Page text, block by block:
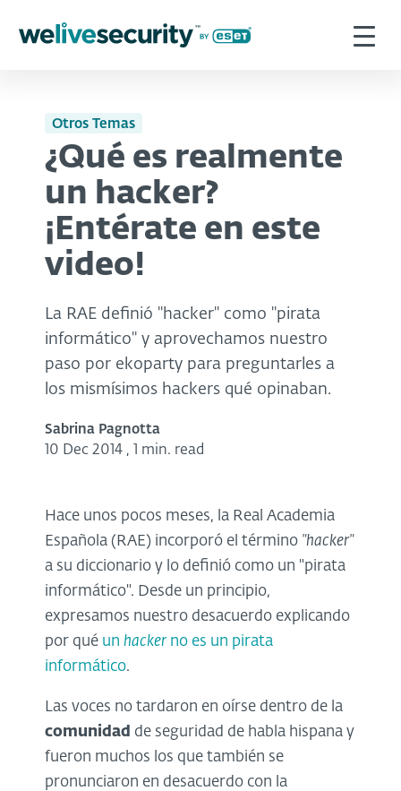
Otros Temas
¿Qué es realmente
un hacker?
¡Entérate en este
video!
La RAE definió "hacker" como "pirata
informático" y aprovechamos nuestro
paso por ekoparty para preguntarles a
los mismísimos hackers qué opinaban.
Sabrina Pagnotta
10 Dec 2014 , 1 min. read
Hace unos pocos meses, la Real Academia
Española (RAE) incorporó el término "hacker"
a su diccionario y lo definió como un "pirata
informático". Desde un principio,
expresamos nuestro desacuerdo explicando
por qué un hackerno es un pirata
informático.
Las voces no tardaron en oírse dentro de la
comunidad de seguridad de habla hispana y
fueron muchos los que también se
pronunciaron en desacuerdo con la